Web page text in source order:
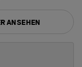
ANSEHEN